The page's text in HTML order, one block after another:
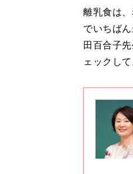
離乳食は
でいちば
田百合子
ェックして